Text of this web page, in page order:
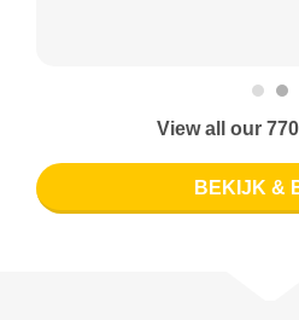
View all our
BEKIJK &